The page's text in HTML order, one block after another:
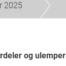
2025
og ulemper